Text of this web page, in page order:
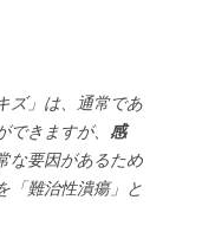
ズ」は、通常であ
きますが、 感
な要因があるため
「難治性潰瘍」と